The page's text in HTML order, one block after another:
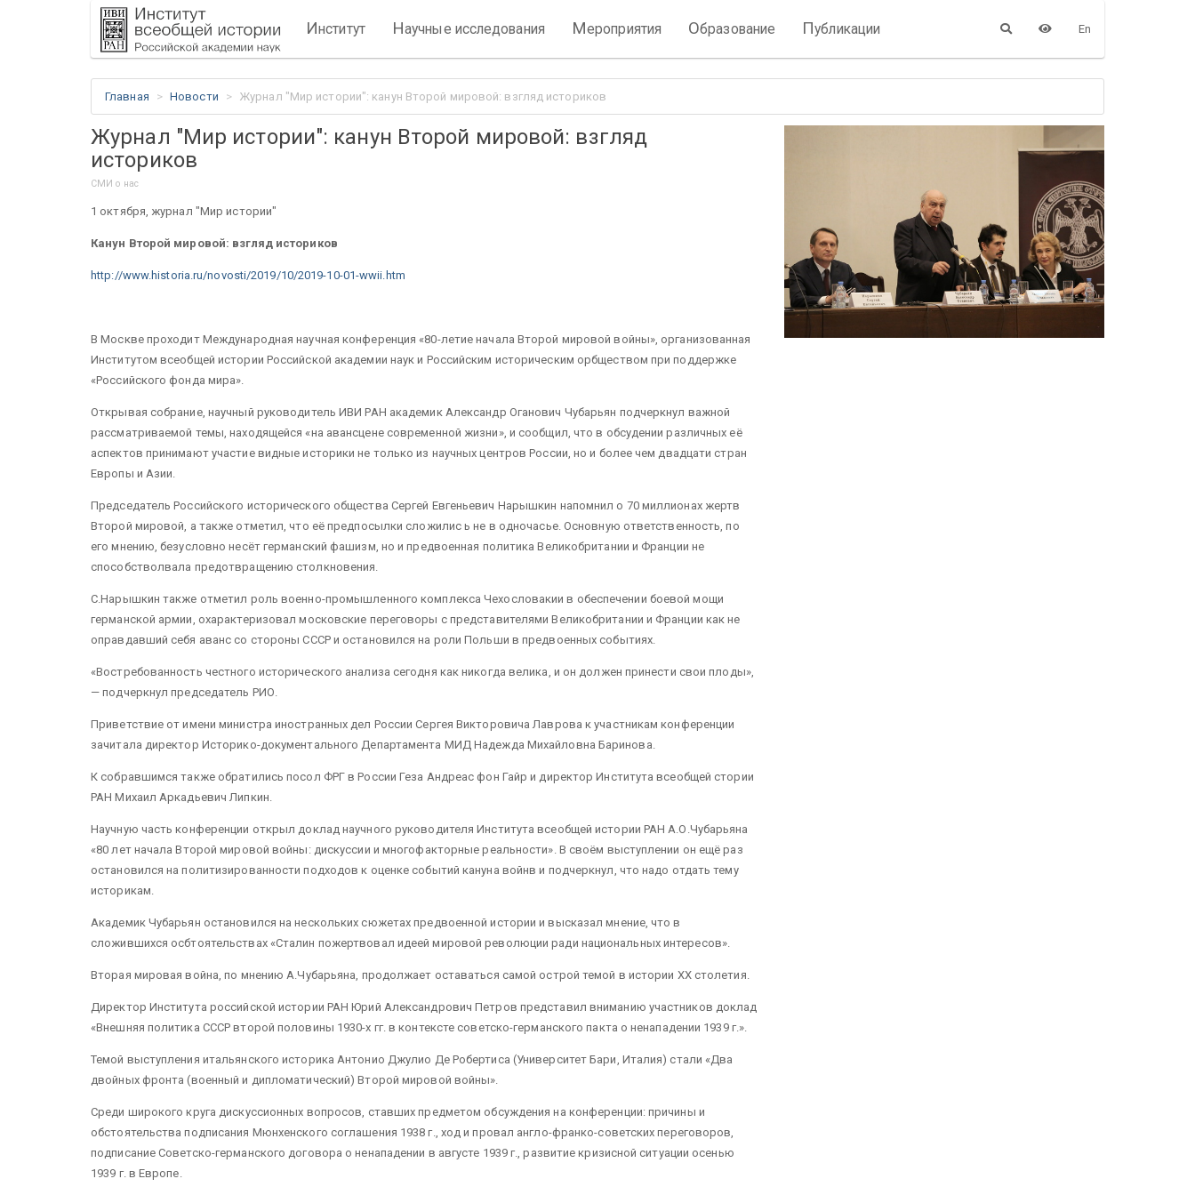
Институт Научные исследования Мероприятия Образование Публикации En
Главная Новости Журнал "Мир истории": канун Второй мировой: взгляд историков
Журнал "Мир истории": канун Второй мировой: взгляд
историков
СМИ о нас
1 октября, журнал "Мир истории"
Канун Второй мировой: взгляд историков
http://www.historia.ru/novosti/2019/10/2019-10-01-wwii.htm
В Москве проходит Международная научная конференция «80-летие начала Второй мировой войны», организованная
Институтом всеобщей истории Российской академии наук и Российским историческим орбществом при поддержке
«Российского фонда мира».
Открывая собрание, научный руководитель ИВИ РАН академик Александр Оганович Чубарьян подчеркнул важной
рассматриваемой темы, находящейся «на авансцене современной жизни», и сообщил, что в обсудении различных её
аспектов принимают участие видные историки не только из научных центров России, но и более чем двадцати стран
Европы и Азии.
Председатель Российского исторического общества Сергей Евгеньевич Нарышкин напомнил о 70 миллионах жертв
Второй мировой, а также отметил, что её предпосылки сложилис ь не в одночасье. Основную ответственность, по
его мнению, безусловно несёт германский фашизм, но и предвоенная политика Великобритании и Франции не
способстволвала предотвращению столкновения.
С.Нарышкин также отметил роль военно-промышленного комплекса Чехословакии в обеспечении боевой мощи
германской армии, охарактеризовал московские переговоры с представителями Великобритании и Франции как не
оправдавший себя аванс со стороны СССР и остановился на роли Польши в предвоенных событиях.
«Востребованность честного исторического анализа сегодня как никогда велика, и он должен принести свои плоды»,
— подчеркнул председатель РИО.
Приветствие от имени министра иностранных дел России Сергея Викторовича Лаврова к участникам конференции
зачитала директор Историко-документального Департамента МИД Надежда Михайловна Баринова.
К собравшимся также обратились посол ФРГ в России Геза Андреас фон Гайр и директор Института всеобщей стории
РАН Михаил Аркадьевич Липкин.
Научную часть конференции открыл доклад научного руководителя Института всеобщей истории РАН А.О.Чубарьяна
«80 лет начала Второй мировой войны: дискуссии и многофакторные реальности». В своём выступлении он ещё раз
остановился на политизированности подходов к оценке событий кануна войнв и подчеркнул, что надо отдать тему
историкам.
Академик Чубарьян остановился на нескольких сюжетах предвоенной истории и высказал мнение, что в
сложившихся осбтоятельствах «Сталин пожертвовал идеей мировой революции ради национальных интересов».
Вторая мировая война, по мнению А.Чубарьяна, продолжает оставаться самой острой темой в истории XX столетия.
Директор Института российской истории РАН Юрий Александрович Петров представил вниманию участников доклад
«Внешняя политика СССР второй половины 1930-х гг. в контексте советско-германского пакта о ненападении 1939 г.».
Темой выступления итальянского историка Антонио Джулио Де Робертиса (Университет Бари, Италия) стали «Два
двойных фронта (военный и дипломатический) Второй мировой войны».
Среди широкого круга дискуссионных вопросов, ставших предметом обсуждения на конференции: причины и
обстоятельства подписания Мюнхенского соглашения 1938 г., ход и провал англо-франко-советских переговоров,
подписание Советско-германского договора о ненападении в августе 1939 г., развитие кризисной ситуации осенью
1939 г. в Европе.